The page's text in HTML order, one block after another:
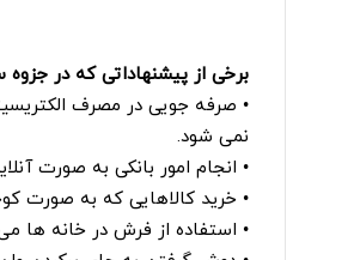
برخی از پیشنهاداتی که در
• صرفه جویی در مصرف
نمی شود.
• انجام امور بانکی به صورت
• خرید کالاهایی که به صورت
• استفاده از فرش در خانه ها